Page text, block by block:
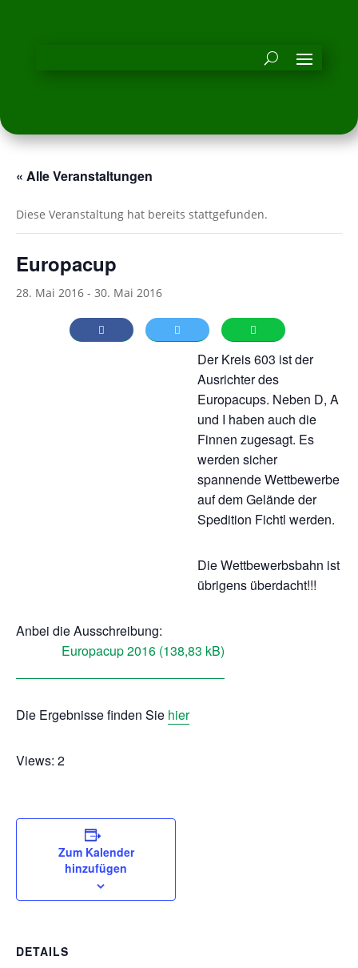
« Alle Veranstaltungen
Diese Veranstaltung hat bereits stattgefunden.
Europacup
28. Mai 2016 - 30. Mai 2016
Der Kreis 603 ist der
Ausrichter des
Europacups. Neben D, A
und I haben auch die
Finnen zugesagt. Es
werden sicher
spannende Wettbewerbe
auf dem Gelände der
Spedition Fichtl werden.
Die Wettbewerbsbahn ist
übrigens überdacht!!!
Anbei die Ausschreibung:
Europacup 2016
Die Ergebnisse finden Sie hier
Views: 2
Zum Kalender
hinzufügen
DETAILS